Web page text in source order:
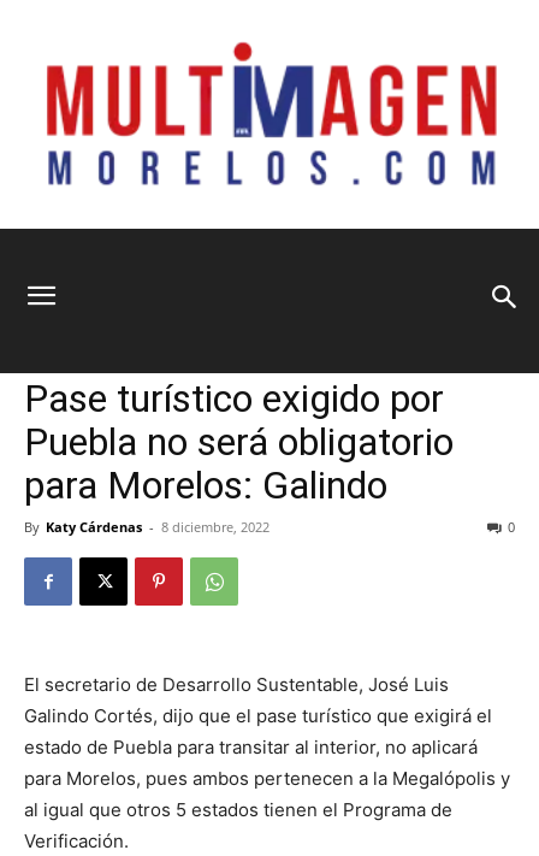
Morelos
Pase turístico exigido por
Puebla no será obligatorio
para Morelos: Galindo
By Katy Cárdenas - 8 diciembre, 2022 0
El secretario de Desarrollo Sustentable, José Luis
Galindo Cortés, dijo que el pase turístico que exigirá el
estado de Puebla para transitar al interior, no aplicará
para Morelos, pues ambos pertenecen a la Megalópolis y
al igual que otros 5 estados tienen el Programa de
Verificación.